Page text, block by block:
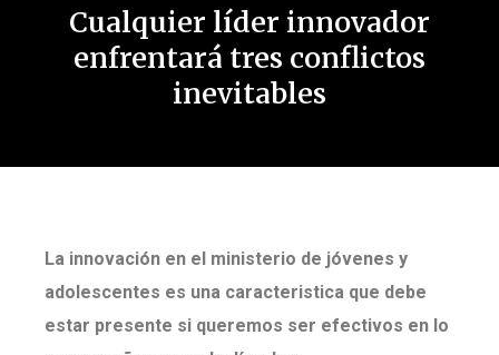
Cualquier líder innovador
enfrentará tres conflictos
inevitables
La innovación en el ministerio de jóvenes y
adolescentes es una caracteristica que debe
estar presente si queremos ser efectivos en lo